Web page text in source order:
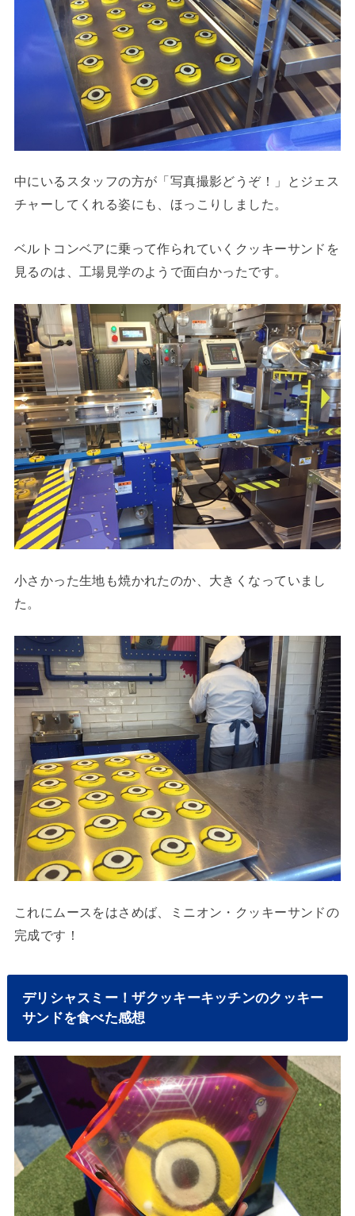
中にいるスタッフの方が「写真撮影どうぞ！」とジェス
チャーしてくれる姿にも、ほっこりしました。
ベルトコンベアに乗って作られていくクッキーサンドを
見るのは、工場見学のようで面白かったです。
小さかった生地も焼かれたのか、大きくなっていまし
た。
これにムースをはさめば、ミニオン・クッキーサンドの
完成です！
デリシャスミー！ザクッキーキッチンのクッキー
サンドを食べた感想